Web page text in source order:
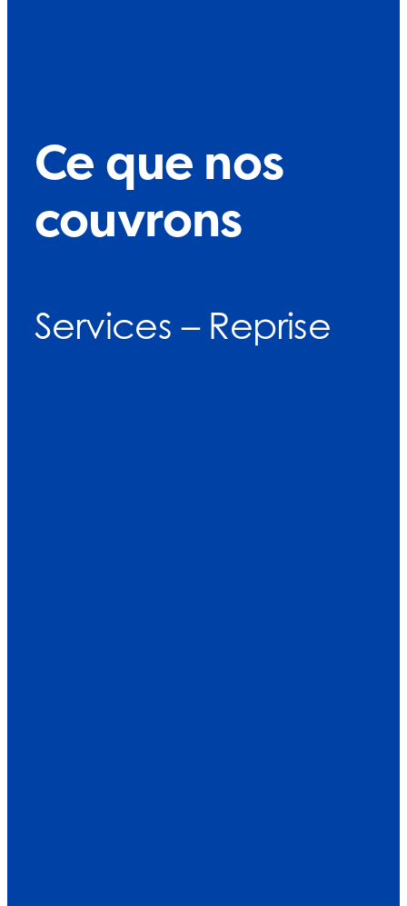
Ce que nos
couvrons
Services – Reprise